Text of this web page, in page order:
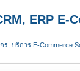
ERP E-
บริการ E-Commerce